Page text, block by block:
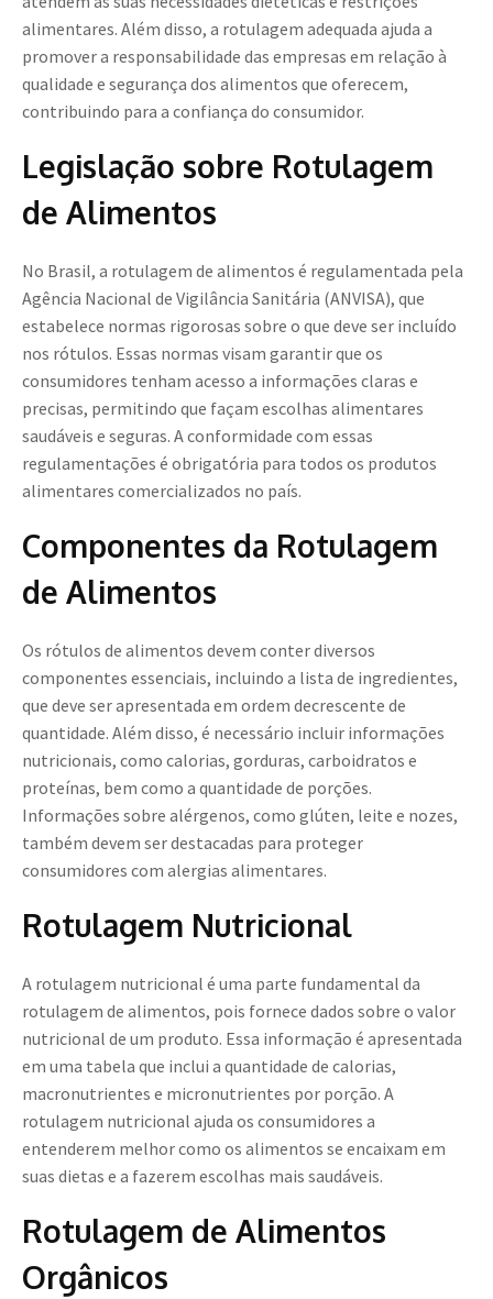
alimentares. Além disso, a rotulagem adequada ajuda a
promover a responsabilidade das empresas em relação à
qualidade e segurança dos alimentos que oferecem,
contribuindo para a confiança do consumidor.
Legislação sobre Rotulagem
de Alimentos
No Brasil, a rotulagem de alimentos é regulamentada pela
Agência Nacional de Vigilância Sanitária (ANVISA), que
estabelece normas rigorosas sobre o que deve ser incluído
nos rótulos. Essas normas visam garantir que os
consumidores tenham acesso a informações claras e
precisas, permitindo que façam escolhas alimentares
saudáveis e seguras. A conformidade com essas
regulamentações é obrigatória para todos os produtos
alimentares comercializados no país.
Componentes da Rotulagem
de Alimentos
Os rótulos de alimentos devem conter diversos
componentes essenciais, incluindo a lista de ingredientes,
que deve ser apresentada em ordem decrescente de
quantidade. Além disso, é necessário incluir informações
nutricionais, como calorias, gorduras, carboidratos e
proteínas, bem como a quantidade de porções.
Informações sobre alérgenos, como glúten, leite e nozes,
também devem ser destacadas para proteger
consumidores com alergias alimentares.
Rotulagem Nutricional
A rotulagem nutricional é uma parte fundamental da
rotulagem de alimentos, pois fornece dados sobre o valor
nutricional de um produto. Essa informação é apresentada
em uma tabela que inclui a quantidade de calorias,
macronutrientes e micronutrientes por porção. A
rotulagem nutricional ajuda os consumidores a
entenderem melhor como os alimentos se encaixam em
suas dietas e a fazerem escolhas mais saudáveis.
Rotulagem de Alimentos
Orgânicos